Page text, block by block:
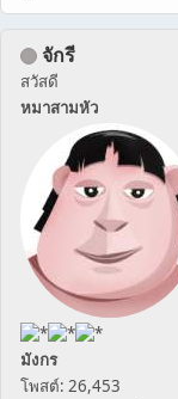
จักรี
สวัสดี
หมาสามหัว
มังกร
โพสต์: 26,453